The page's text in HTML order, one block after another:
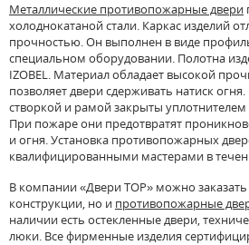
Металлические противопожарные двери
холоднокатаной стали. Каркас изделий
прочностью. Он выполнен в виде
специальном оборудовании. Полотна
IZOBEL. Материал обладает высокой
позволяет двери сдерживать натиск
створкой и рамой закрыты
При пожаре они предотвратят
и огня. Установка противопожарных
квалифицированными мастерами в
В компании «Двери ТОР» можно
конструкции, но и противопожарные
наличии есть остекленные двери,
люки. Все фирменные изделия